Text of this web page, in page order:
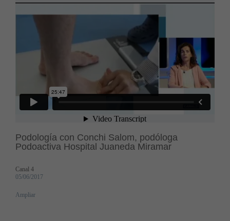
Podología con Conchi Salom, podóloga
Podoactiva Hospital Juaneda Miramar
Canal 4
05/06/2017
Ampliar